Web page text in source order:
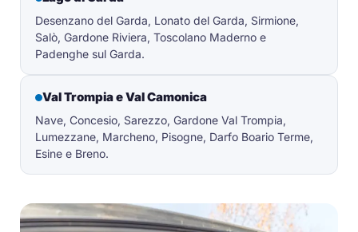
Desenzano del Garda, Lonato del Garda, Sirmione,
Salò, Gardone Riviera, Toscolano Maderno e
Padenghe sul Garda.
Val Trompia e Val Camonica
Nave, Concesio, Sarezzo, Gardone Val Trompia,
Lumezzane, Marcheno, Pisogne, Darfo Boario Terme,
Esine e Breno.